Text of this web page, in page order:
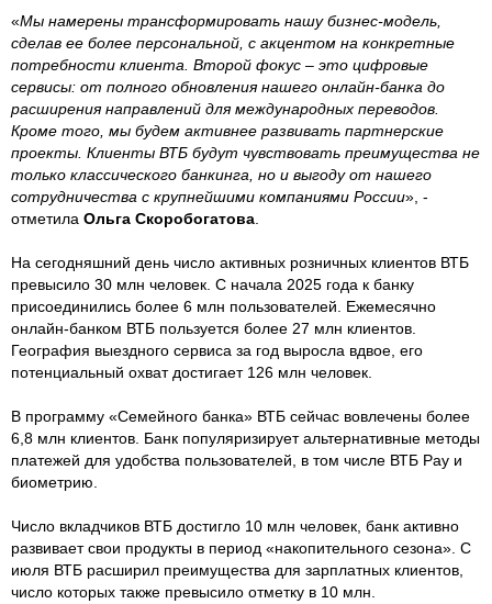
«Мы намерены трансформировать нашу бизнес-модель,
сделав ее более персональной, с акцентом на конкретные
потребности клиента. Второй фокус – это цифровые
сервисы: от полного обновления нашего онлайн-банка до
расширения направлений для международных переводов.
Кроме того, мы будем активнее развивать партнерские
проекты. Клиенты ВТБ будут чувствовать преимущества не
только классического банкинга, но и выгоду от нашего
сотрудничества с крупнейшими компаниями России», -
отметила Ольга Скоробогатова
На сегодняшний день число активных розничных клиентов ВТБ
превысило 30 млн человек. С начала 2025 года к банку
присоединились более 6 млн пользователей. Ежемесячно
онлайн-банком ВТБ пользуется более 27 млн клиентов.
География выездного сервиса за год выросла вдвое, его
потенциальный охват достигает 126 млн человек.
В программу «Семейного банка» ВТБ сейчас вовлечены более
6,8 млн клиентов. Банк популяризирует альтернативные методы
платежей для удобства пользователей, в том числе ВТБ Pay и
биометрию.
Число вкладчиков ВТБ достигло 10 млн человек, банк активно
развивает свои продукты в период «накопительного сезона». С
июля ВТБ расширил преимущества для зарплатных клиентов,
число которых также превысило отметку в 10 млн.